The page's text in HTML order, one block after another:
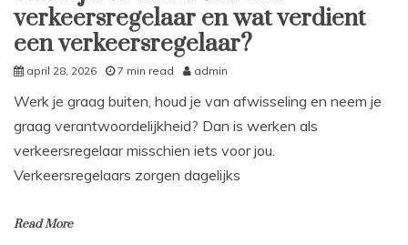
verkeersregelaar en wat verdient
een verkeersregelaar?
april 28, 2026 7 min read admin
Werk je graag buiten, houd je van afwisseling en neem je
graag verantwoordelijkheid? Dan is werken als
verkeersregelaar misschien iets voor jou.
Verkeersregelaars zorgen dagelijks
Read More